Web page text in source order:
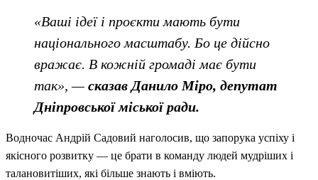
«Ваші ідеї і проєкти мають бути
національного масштабу. Бо це дійсно
вражає. В кожній громаді має бути
так», — сказав Данило Міро, депутат
Дніпровської міської ради.
Водночас Андрій Садовий наголосив, що запорука успіху і
якісного розвитку — це брати в команду людей мудріших і
талановитіших, які більше знають і вміють.